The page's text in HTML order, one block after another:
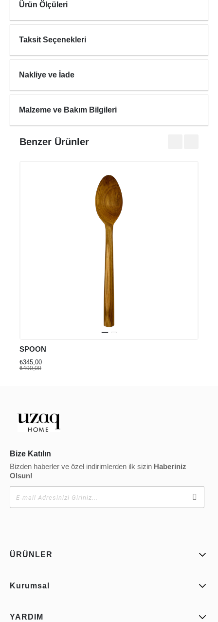
Ürün Ölçüleri
Taksit Seçenekleri
Nakliye ve İade
Malzeme ve Bakım Bilgileri
Benzer Ürünler
SPOON
₺345,00
₺490,00
Bize Katılın
Bizden haberler ve özel indirimlerden ilk sizin Haberiniz
Olsun!
ÜRÜNLER
Kurumsal
YARDIM